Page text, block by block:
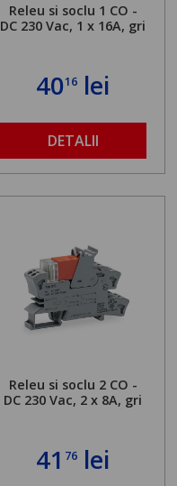
Releu si soclu 1 CO -
DC 230 Vac, 1 x 16A, gri
4016 lei
DETALII
Releu si soclu 2 CO -
DC 230 Vac, 2 x 8A, gri
41 76 lei